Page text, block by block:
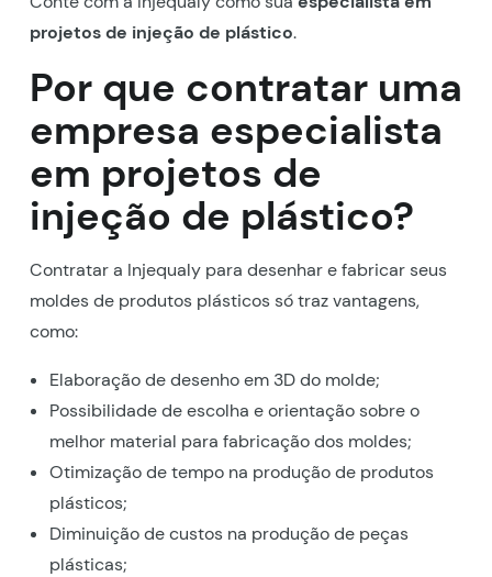
projetos de injeção de plástico.
Por que contratar uma
empresa especialista
em projetos de
injeção de plástico?
Contratar a Injequaly para desenhar e fabricar seus
moldes de produtos plásticos só traz vantagens,
como:
Elaboração de desenho em 3D do molde;
Possibilidade de escolha e orientação sobre o
melhor material para fabricação dos moldes;
Otimização de tempo na produção de produtos
plásticos;
Diminuição de custos na produção de peças
plásticas;